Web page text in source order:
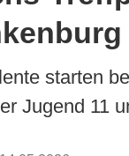
starten
Jugend 11